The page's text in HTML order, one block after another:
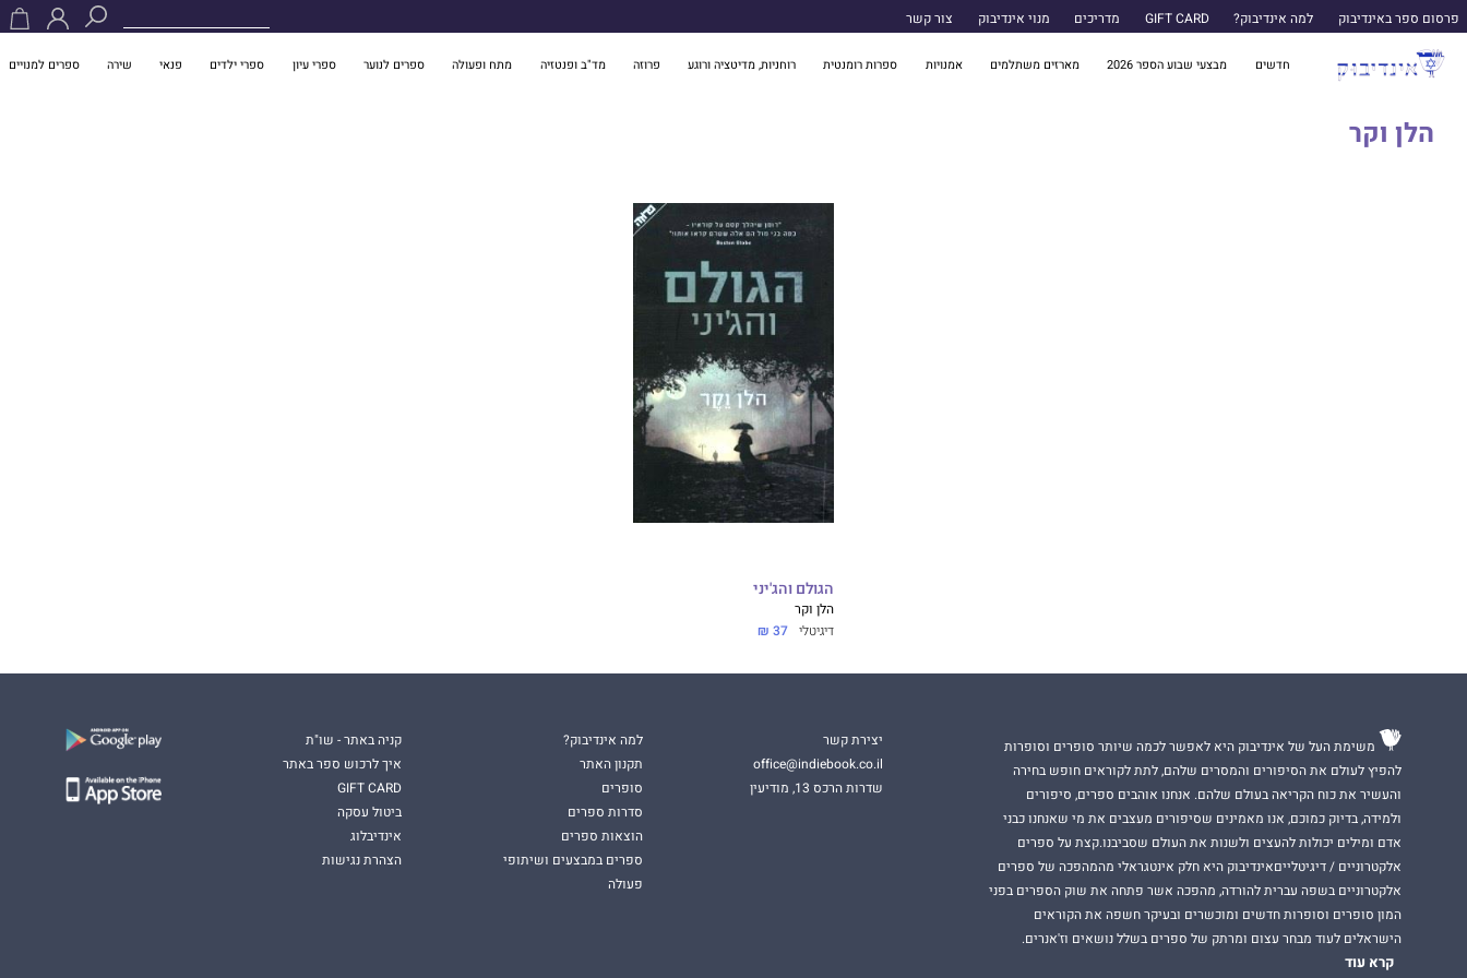
פרסום ספר באינדיבוק למה אינדיבוק? GIFT CARD מדריכים מנוי אינדיבוק צור קשר
חדשים מבצעי שבוע הספר 2026 מארזים משתלמים אמנויות ספרות רומנטית רוחניות, מדיטציה ורוגע פרוזה מד"ב ופנטזיה מתח ופעולה ספרים לנוער ספרי עיון ספרי ילדים פנאי שירה ספרים למנויים
הלן וקר
הגולם והג'יני
הלן וקר
דיגיטלי 37 ₪
משימת העל של אינדיבוק היא לאפשר לכמה שיותר סופרים וסופרות
להפיץ לעולם את הסיפורים והמסרים שלהם, לתת לקוראים חופש בחירה
והעשיר את כוח הקריאה בעולם שלהם. אנחנו אוהבים ספרים, סיפורים
ולמידה, בדיוק כמוכם, אנו מאמינים שסיפורים מעצבים את מי שאנחנו כבני
אדם ומילים יכולות להעצים ולשנות את העולם שסביבנו.קצת על ספרים
אלקטרוניים / דיגיטלייםאינדיבוק היא חלק אינטגראלי מהמהפכה של ספרים
אלקטרוניים בשפה עברית להורדה, מהפכה אשר פתחה את שוק הספרים בפני
המון סופרים וסופרות חדשים ומוכשרים ובעיקר חשפה את הקוראים
הישראלים לעוד מבחר עצום ומרתק של ספרים בשלל נושאים וז'אנרים.
קרא עוד
יצירת קשר
office@indiebook.co.il
שדרות הרכס 13, מודיעין
למה אינדיבוק?
תקנון האתר
סופרים
סדרות ספרים
הוצאות ספרים
ספרים במבצעים ושיתופי
פעולה
קניה באתר - שו"ת
איך לרכוש ספר באתר
GIFT CARD
ביטול עסקה
אינדיבלוג
הצהרת נגישות